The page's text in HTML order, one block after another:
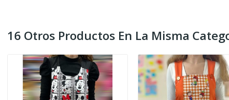
16 Otros Productos En La Misma